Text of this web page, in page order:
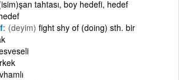
tahtası, boy hedefi, hedef
(deyim) fight shy of (doing) sth. bir